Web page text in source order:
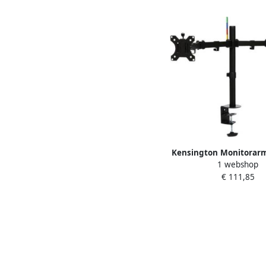
Kensington
ergo dual
1 webshop
€ 111,85